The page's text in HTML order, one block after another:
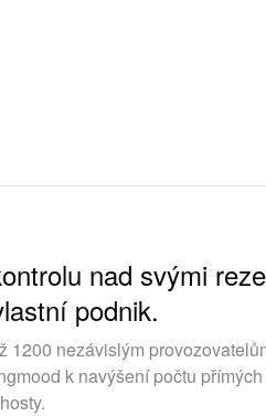
nad svými
podnik.
1200 nezávislým
k navýšení počtu